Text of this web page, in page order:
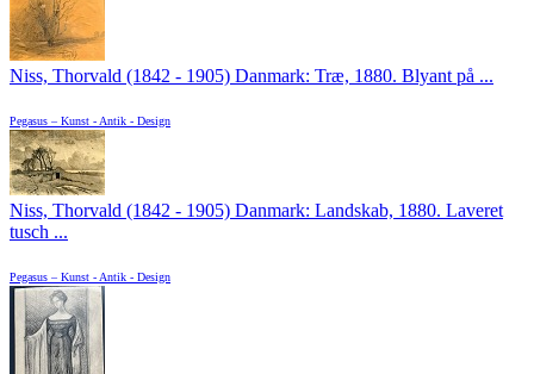
Niss, Thorvald (1842 - 1905) Danmark: Træ, 1880. Blyant på ...
Pegasus – Kunst - Antik - Design
Niss, Thorvald (1842 - 1905) Danmark: Landskab, 1880. Laveret
tusch ...
Pegasus – Kunst - Antik - Design